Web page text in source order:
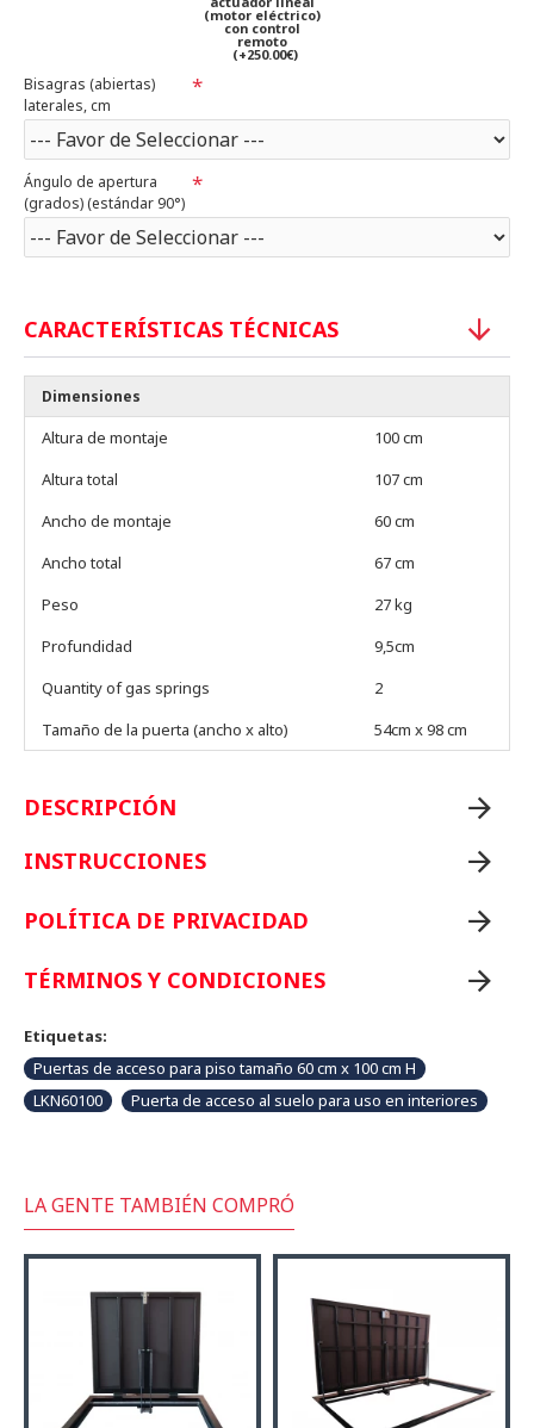
(motor eléctrico)
con control
remoto
(+250.00€)
Bisagras (abiertas)
laterales, cm
Ángulo de apertura
(grados) (estándar 90°)
CARACTERÍSTICAS TÉCNICAS
Dimensiones
Altura de montaje
100 cm
Altura total
107 cm
Ancho de montaje
60 cm
Ancho total
67 cm
Peso
27 kg
Profundidad
9,5cm
Quantity of gas springs
2
Tamaño de la puerta (ancho x alto)
54cm x 98 cm
DESCRIPCIÓN
INSTRUCCIONES
POLÍTICA DE PRIVACIDAD
TÉRMINOS Y CONDICIONES
Etiquetas:
Puertas de acceso para piso tamaño 60 cm x 100 cm H
LKN60100
Puerta de acceso al suelo para uso en interiores
LA GENTE TAMBIÉN COMPRÓ